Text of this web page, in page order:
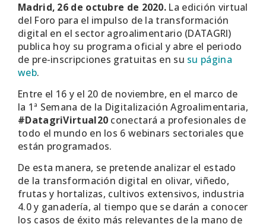
Madrid, 26 de octubre de 2020. La edición virtual
del Foro para el impulso de la transformación
digital en el sector agroalimentario (DATAGRI)
publica hoy su programa oficial y abre el periodo
de pre-inscripciones gratuitas en su su página
web.
Entre el 16 y el 20 de noviembre, en el marco de
la 1ª Semana de la Digitalización Agroalimentaria,
#DatagriVirtual20 conectará a profesionales de
todo el mundo en los 6 webinars sectoriales que
están programados.
De esta manera, se pretende analizar el estado
de la transformación digital en olivar, viñedo,
frutas y hortalizas, cultivos extensivos, industria
4.0 y ganadería, al tiempo que se darán a conocer
los casos de éxito más relevantes de la mano de